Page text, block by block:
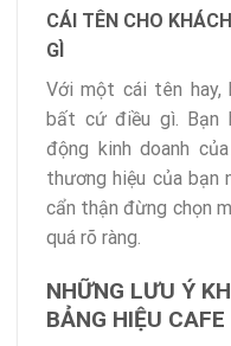
CÁI TÊN CHO
GÌ
Với một cái tên hay,
bất cứ điều gì. Bạn
động kinh doanh
thương hiệu của bạn
cẩn thận đừng chọn
quá rõ ràng.
NHỮNG LƯU Ý
BẢNG HIỆU